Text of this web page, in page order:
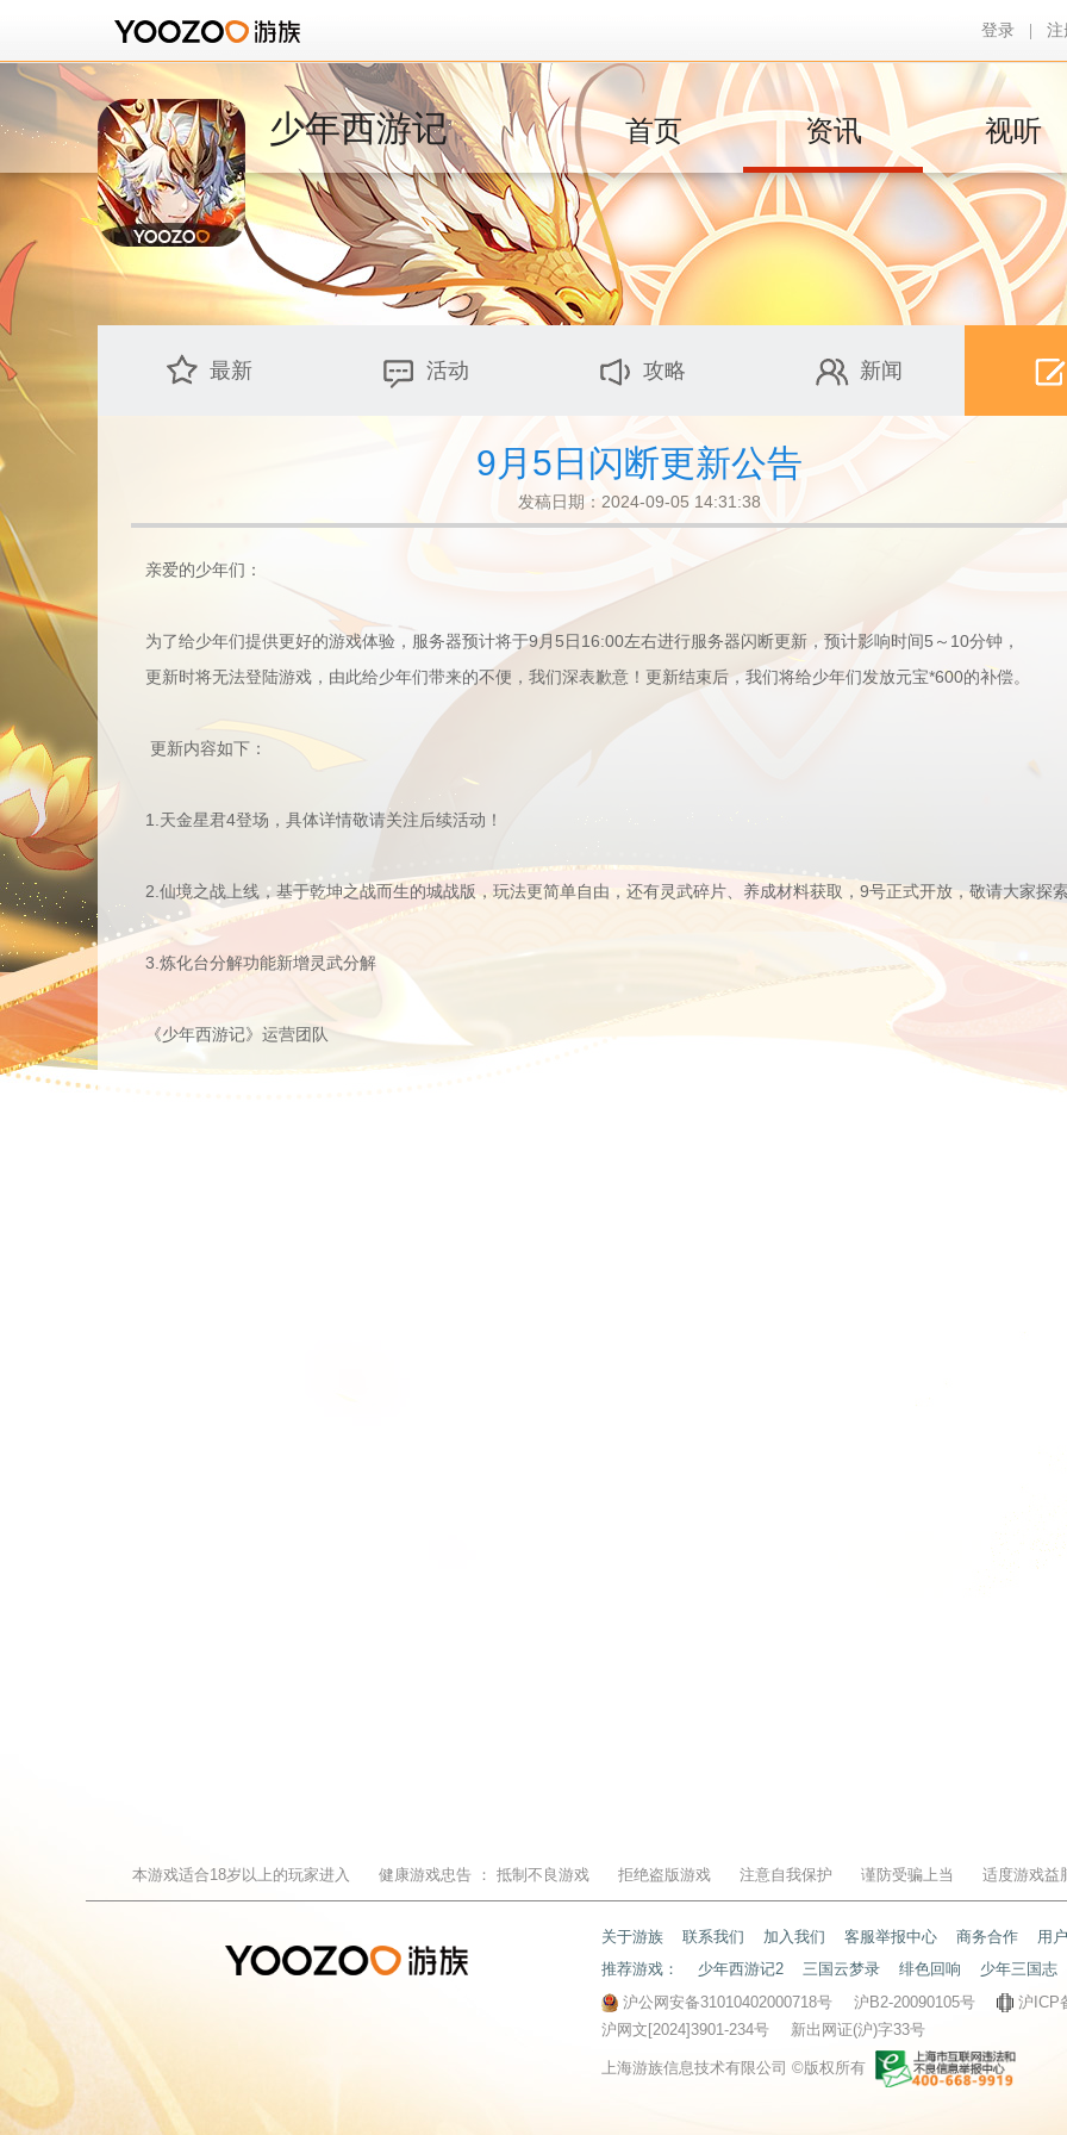
登录 注
少年西游记 首页 资讯 视听
最新 活动 攻略 新闻
9月5日闪断更新公告
发稿日期：2024-09-05 14:31:38
亲爱的少年们：
为了给少年们提供更好的游戏体验，服务器预计将于9月5日16:00左右进行服务器闪断更新，预计影响时间5～10分钟，
更新时将无法登陆游戏，由此给少年们带来的不便，我们深表歉意！更新结束后，我们将给少年们发放元宝*600的补偿。
更新内容如下：
1.天金星君4登场，具体详情敬请关注后续活动！
2.仙境之战上线，基于乾坤之战而生的城战版，玩法更简单自由，还有灵武碎片、养成材料获取，9号正式开放，敬请大家探
3.炼化台分解功能新增灵武分解
《少年西游记》运营团队
本游戏适合18岁以上的玩家进入 健康游戏忠告 ： 抵制不良游戏 拒绝盗版游戏 注意自我保护 谨防受骗上当 适度游戏益
关于游族 联系我们 加入我们 客服举报中心 商务合作
用
推荐游戏：
少年西游记2 三国云梦录 绯色回响
少年三国志
沪公网安备31010402000718号
沪B2-20090105号
沪ICP
沪网文[2024]3901-234号
新出网证(沪)字33号
上海游族信息技术有限公司 ©版权所有